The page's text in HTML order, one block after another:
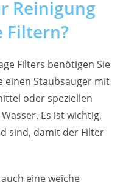
Reinigung
Filtern?
Filters benötigen Sie
einen Staubsauger mit
oder speziellen
Es ist wichtig,
sind, damit der Filter
eine weiche